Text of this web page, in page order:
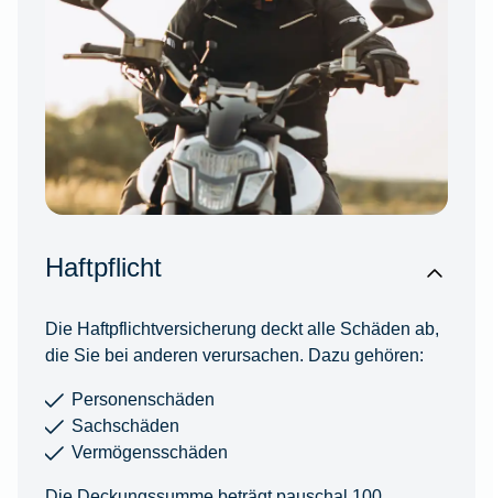
Haftpflicht
Die Haftpflichtversicherung deckt alle Schäden ab,
die Sie bei anderen verursachen. Dazu gehören:
Personenschäden
Sachschäden
Vermögensschäden